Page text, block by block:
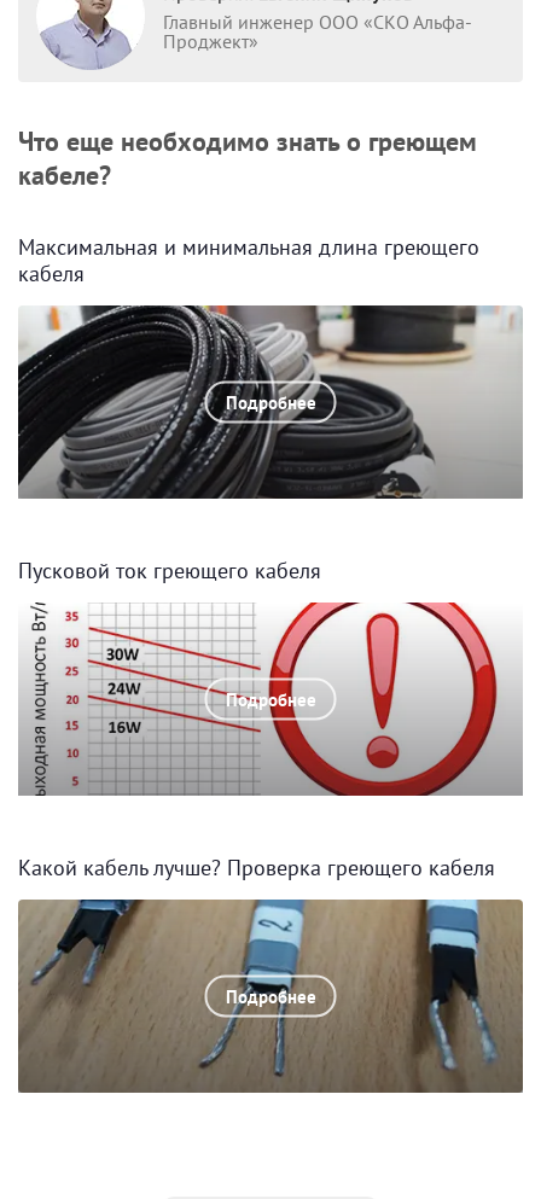
Главный инженер ООО «СКО Альфа-
Проджект»
Что еще необходимо знать о греющем
кабеле?
Максимальная и минимальная длина греющего
кабеля
Подробнее
Пусковой ток греющего кабеля
Подробнее
Какой кабель лучше? Проверка греющего кабеля
Подробнее